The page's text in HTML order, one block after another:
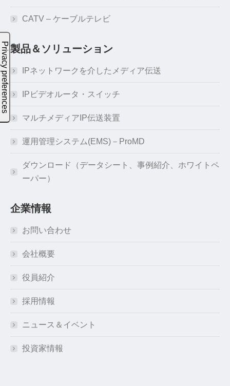
CATV – ケーブルテレビ
製品＆ソリューション
IPネットワークを介したメディア伝送
IPビデオルータ・スイッチ
マルチメディアIP伝送装置
運用管理システム(EMS)－ProMD
ダウンロード（データシート、事例紹介、ホワイトペ
ーパー）
企業情報
お問い合わせ
会社概要
役員紹介
採用情報
ニュース＆イベント
投資家情報